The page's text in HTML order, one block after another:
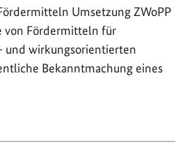
Umsetzung ZWoPP
von Fördermitteln für
und wirkungsorientierten
Bekanntmachung eines